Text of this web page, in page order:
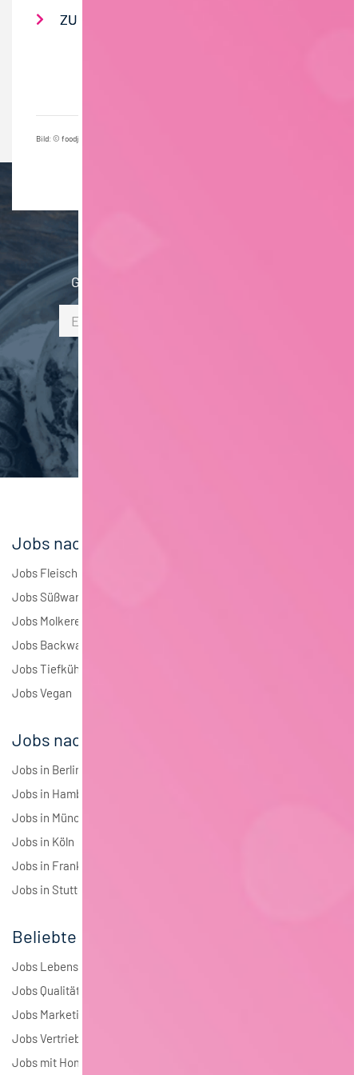
ZUR ÜBERSICHT KARRIERETIPPS
Bild: © foodjobs GmbH
Gib hier Deine E-Mail Adresse ein:
Jobs nach Branchen
Jobs Fleisch
Jobs Süßwaren
Jobs Molkerei
Jobs Backwaren
Jobs Tiefkühlkost
Jobs Vegan
Jobs nach Städten
Jobs in Berlin
Jobs in Hamburg
Jobs in München
Jobs in Köln
Jobs in Frankfurt
Jobs in Stuttgart
Beliebte Jobs
Jobs Lebensmitteltechnologie
Jobs Qualitätsmanagement
Jobs Marketing
Jobs Vertrieb
Jobs mit Homeoffice